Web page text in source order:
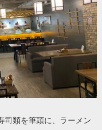
司類を筆頭に、ラーメン